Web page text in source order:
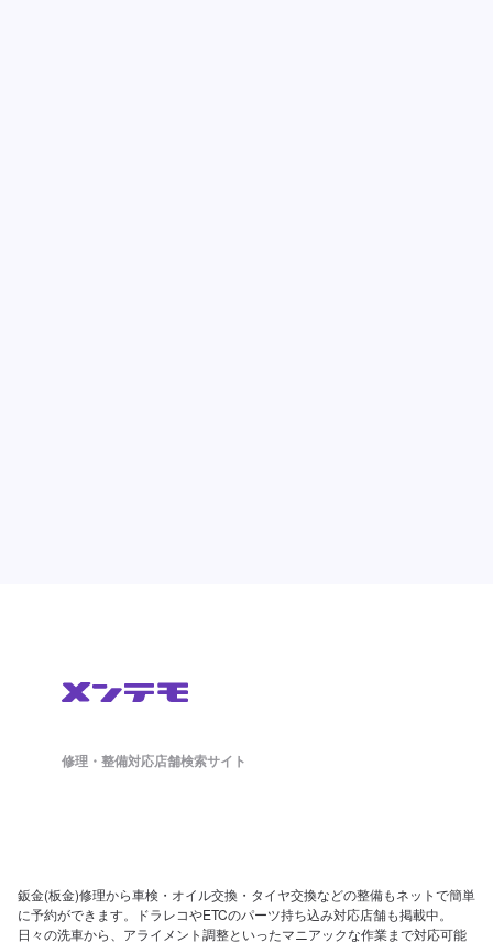
修理・整備対応店舗検索サイト
鈑金(板金)修理から車検・オイル交換・タイヤ交換などの整備もネットで簡単
に予約ができます。ドラレコやETCのパーツ持ち込み対応店舗も掲載中。
日々の洗車から、アライメント調整といったマニアックな作業まで対応可能